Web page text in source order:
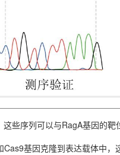
些序列可以与RagA基因的
基因克隆到表达载体中